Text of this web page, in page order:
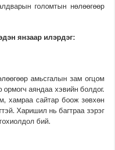
голомтын нөлөөгөөр
янзаар илэрдэг:
амьсгалын зам огцом
ормогч аяндаа хэвийн болдог.
хамраа сайтар боож зөвхөн
Харишил нь багтраа зэрэг
бий.